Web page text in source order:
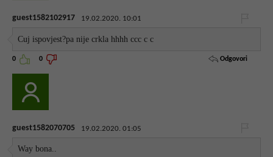
guest1582102917 19.02.2020. 10:01
Cuj ispovjest?pa nije crkla hhhh ccc c c
0 0 Odgovori
guest1582070705 19.02.2020. 01:05
Way bona..